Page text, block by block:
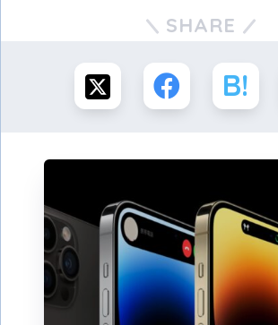
SHARE